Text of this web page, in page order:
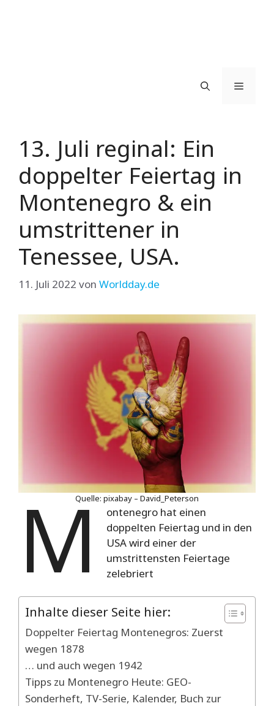
Menü
13. Juli reginal: Ein
doppelter Feiertag in
Montenegro & ein
umstrittener in
Tenessee, USA.
11. Juli 2022 von Worldday.de
Quelle: pixabay – David_Peterson
M
ontenegro hat einen
doppelten Feiertag und in den
USA wird einer der
umstrittensten Feiertage
zelebriert
Inhalte dieser Seite hier:
Doppelter Feiertag Montenegros: Zuerst
wegen 1878
… und auch wegen 1942
Tipps zu Montenegro Heute: GEO-
Sonderheft, TV-Serie, Kalender, Buch zur